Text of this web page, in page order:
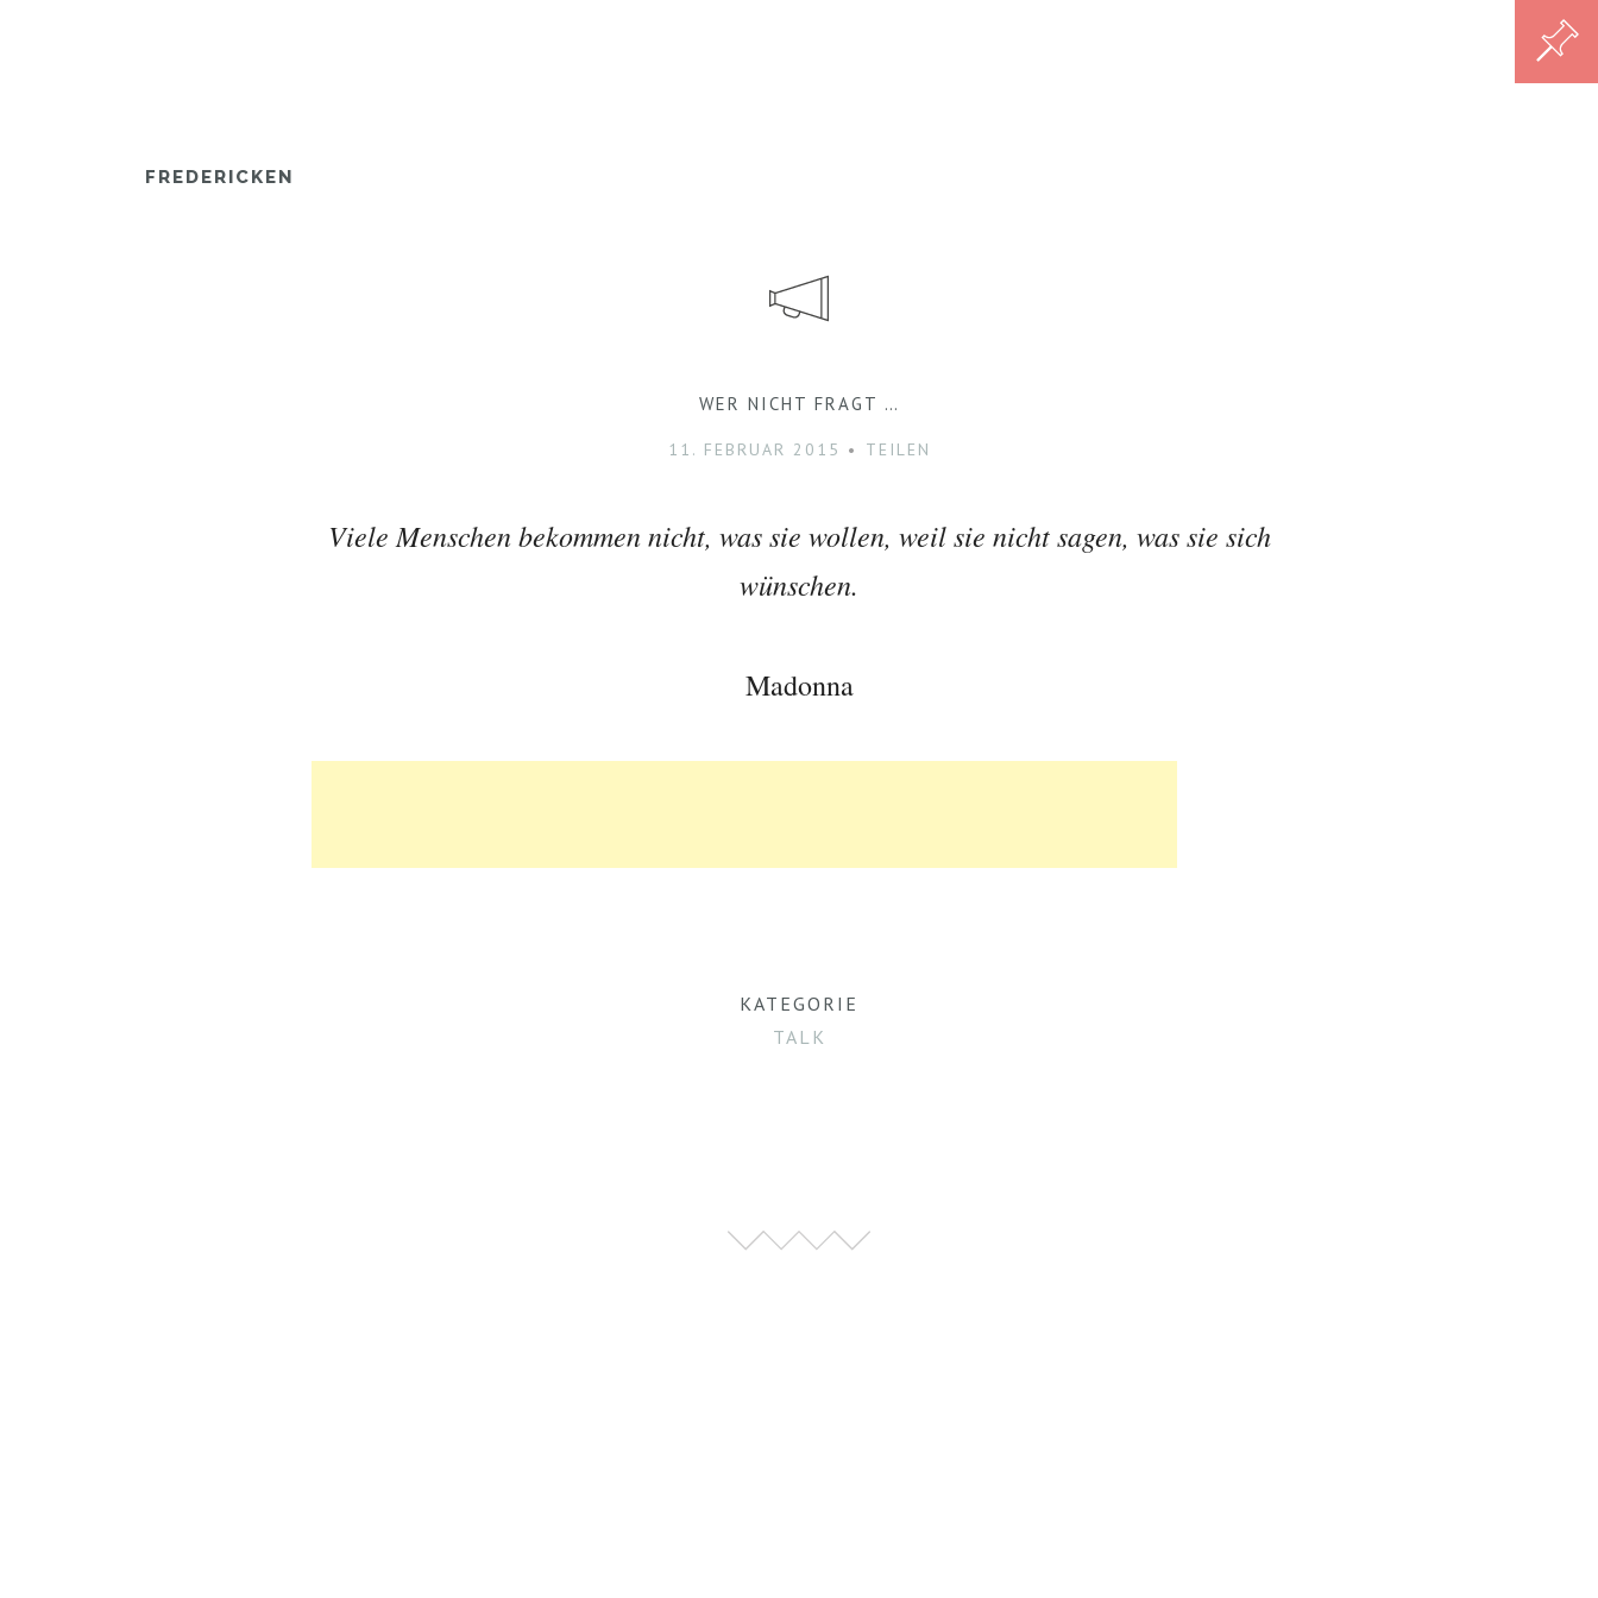
FREDERICKEN
WER NICHT FRAGT …
11. FEBRUAR 2015 TEILEN
Viele Menschen bekommen nicht, was sie wollen, weil sie nicht sagen, was sie sich
wünschen.
Madonna
KATEGORIE
TALK